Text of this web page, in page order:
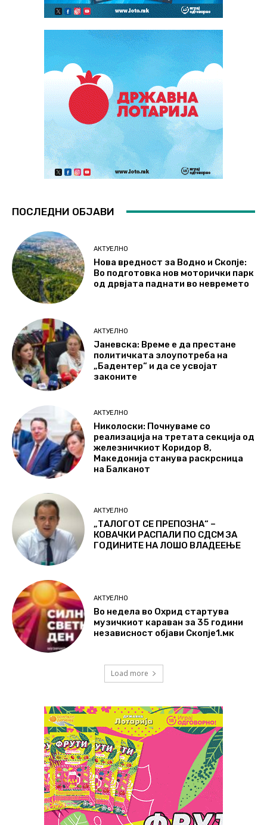
ПОСЛЕДНИ ОБЈАВИ
АКТУЕЛНО
Нова вредност за Водно и Скопје:
Во подготовка нов моторички парк
од дрвјата паднати во невремето
АКТУЕЛНО
Јаневска: Време е да престане
политичката злоупотреба на
„Бадентер“ и да се усвојат
законите
АКТУЕЛНО
Николоски: Почнуваме со
реализација на третата секција од
железничкиот Коридор 8,
Македонија станува раскрсница
на Балканот
АКТУЕЛНО
„ТАЛОГОТ СЕ ПРЕПОЗНА“ –
КОВАЧКИ РАСПАЛИ ПО СДСМ ЗА
ГОДИНИТЕ НА ЛОШО ВЛАДЕЕЊЕ
АКТУЕЛНО
Во недела во Охрид стартува
музичкиот караван за 35 години
независност објави Скопје1.мк
Load more